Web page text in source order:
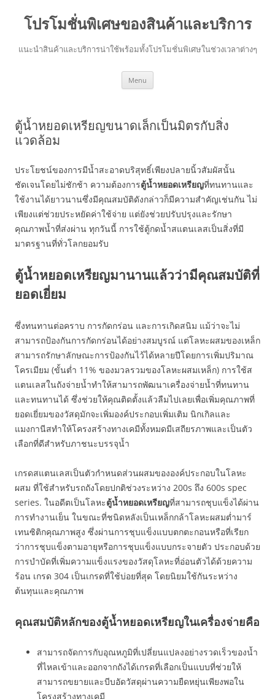
โปรโมชั่นพิเศษของสินค้าและบริการ
แนะนำสินค้าและบริการน่าใช้พร้อมทั้งโปรโมชั่นพิเศษในช่วงเวลาต่างๆ
Menu
ตู้น้ำหยอดเหรียญขนาดเล็กเป็นมิตรกับสิ่ง
แวดล้อม
ประโยชน์ของการมีน้ำสะอาดบริสุทธิ์เพียงปลายนิ้วสัมผัสนั้น
ชัดเจนโดยไม่ชักช้า ความต้องการตู้น้ำหยอดเหรียญที่ทนทานและ
ใช้งานได้ยาวนานซึ่งมีคุณสมบัติดังกล่าวก็มีความสำคัญเช่นกัน ไม่
เพียงแต่ช่วยประหยัดค่าใช้จ่าย แต่ยังช่วยปรับปรุงและรักษา
คุณภาพน้ำที่ส่งผ่าน ทุกวันนี้ การใช้ตู้กดน้ำสแตนเลสเป็นสิ่งที่มี
มาตรฐานที่ทั่วโลกยอมรับ
ตู้น้ำหยอดเหรียญมานานแล้วว่ามีคุณสมบัติที่
ยอดเยี่ยม
ซึ่งทนทานต่อคราบ การกัดกร่อน และการเกิดสนิม แม้ว่าจะไม่
สามารถป้องกันการกัดกร่อนได้อย่างสมบูรณ์ แต่โลหะผสมของเหล็ก
สามารถรักษาลักษณะการป้องกันไว้ได้หลายปีโดยการเพิ่มปริมาณ
โครเมียม (ขั้นต่ำ 11% ของมวลรวมของโลหะผสมเหล็ก) การใช้ส
แตนเลสในถังจ่ายน้ำทำให้สามารถพัฒนาเครื่องจ่ายน้ำที่ทนทาน
และทนทานได้ ซึ่งช่วยให้คุณติดตั้งแล้วลืมไปเลยเพื่อเพิ่มคุณภาพที่
ยอดเยี่ยมของวัสดุมักจะเพิ่มองค์ประกอบเพิ่มเติม นิกเกิลและ
แมงกานีสทำให้โครงสร้างทางเคมีทั้งหมดมีเสถียรภาพและเป็นตัว
เลือกที่ดีสำหรับภาชนะบรรจุน้ำ
เกรดสแตนเลสเป็นตัวกำหนดส่วนผสมขององค์ประกอบในโลหะ
ผสม ที่ใช้สำหรับรถถังโดยปกติช่วงระหว่าง 200s ถึง 600s spec
series. ในอดีตเป็นโลหะตู้น้ำหยอดเหรียญที่สามารถชุบแข็งได้ผ่าน
การทำงานเย็น ในขณะที่ชนิดหลังเป็นเหล็กกล้าโลหะผสมต่ำมาร์
เทนซิติกคุณภาพสูง ซึ่งผ่านการชุบแข็งแบบตกตะกอนหรือที่เรียก
ว่าการชุบแข็งตามอายุหรือการชุบแข็งแบบกระจายตัว ประกอบด้วย
การบำบัดที่เพิ่มความแข็งแรงของวัสดุโลหะที่อ่อนตัวได้ด้วยความ
ร้อน เกรด 304 เป็นเกรดที่ใช้บ่อยที่สุด โดยนิยมใช้กันระหว่าง
ต้นทุนและคุณภาพ
คุณสมบัติหลักของตู้น้ำหยอดเหรียญในเครื่องจ่ายคือ
สามารถจัดการกับอุณหภูมิที่เปลี่ยนแปลงอย่างรวดเร็วของน้ำ
ที่ไหลเข้าและออกจากถังได้เกรดที่เลือกเป็นแบบที่ช่วยให้
สามารถขยายและบีบอัดวัสดุผ่านความยืดหยุ่นเพียงพอใน
โครงสร้างทางเคมี